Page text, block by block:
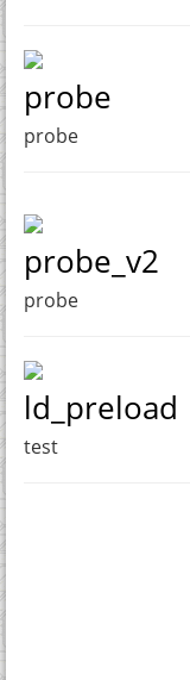
probe
probe
probe_v2
probe
ld_preload
test